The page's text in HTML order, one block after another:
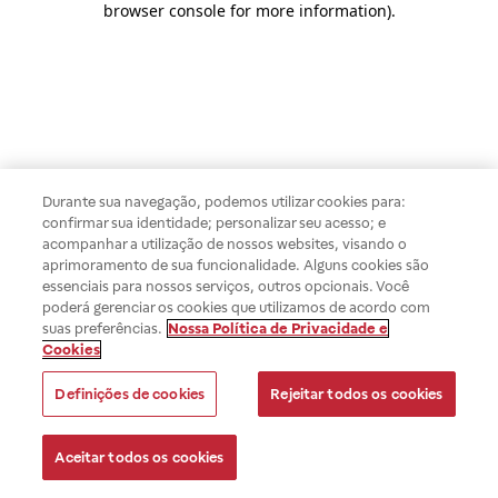
browser console for more information).
Durante sua navegação, podemos utilizar cookies para:
confirmar sua identidade; personalizar seu acesso; e
acompanhar a utilização de nossos websites, visando o
aprimoramento de sua funcionalidade. Alguns cookies são
essenciais para nossos serviços, outros opcionais. Você
poderá gerenciar os cookies que utilizamos de acordo com
suas preferências. Nossa Política de Privacidade e
Cookies
Definições de cookies Rejeitar todos os cookies
Aceitar todos os cookies